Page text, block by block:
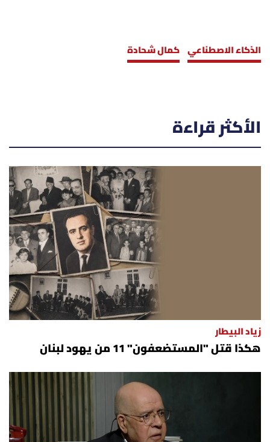
الذكاء الاصطناعي كمال شحادة
الأكثر قراءة
زياد البيطار
هكذا قتل "المستضعفون" 11 من يهود لبنان